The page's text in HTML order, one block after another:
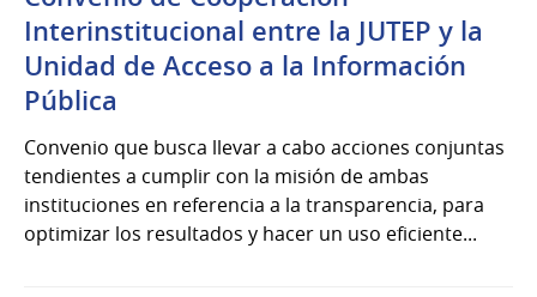
Interinstitucional entre la JUTEP y la
Unidad de Acceso a la Información
Pública
Convenio que busca llevar a cabo acciones conjuntas
tendientes a cumplir con la misión de ambas
instituciones en referencia a la transparencia, para
optimizar los resultados y hacer un uso eficiente...